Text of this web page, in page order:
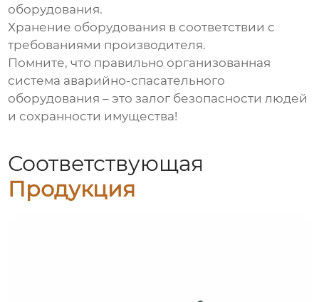
оборудования.
Хранение оборудования в соответствии с
требованиями производителя.
Помните, что правильно организованная
система аварийно-спасательного
оборудования – это залог безопасности людей
и сохранности имущества!
Соответствующая
Продукция